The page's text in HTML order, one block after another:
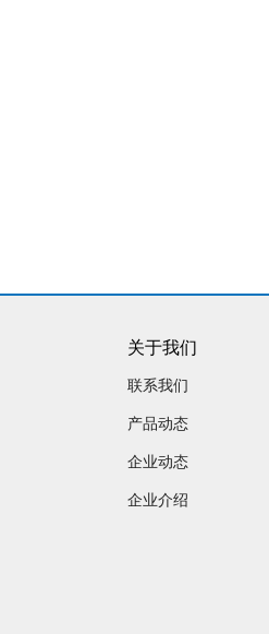
关于我们
联系我们
产品动态
企业动态
企业介绍